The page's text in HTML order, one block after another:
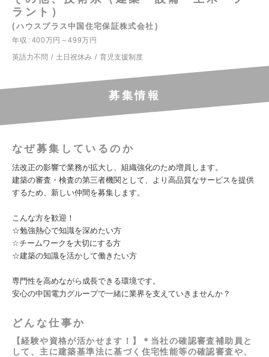
ラント）
ハウスプラス中国住宅保証株式会社
年収
400万円～499万円
英語力不問
土日祝休み 育児支援制度
募集情報
なぜ募集しているのか
法改正の影響で業務が拡大し、組織強化のため増員します。
建築の審査・検査の第三者機関として、より高品質なサービスを提供
するため、新しい仲間を募集します。
こんな方を歓迎！
☆勉強熱心で知識を深めたい方
☆チームワークを大切にする方
☆建築の知識を活かして働きたい方
専門性を高めながら成長できる環境です。
安心の中国電力グループで一緒に業界を支えていきませんか？
どんな仕事か
【経験や資格が活かせます！】＊当社の確認審査補助員と
して、主に建築基準法に基づく住宅性能等の確認審査や、